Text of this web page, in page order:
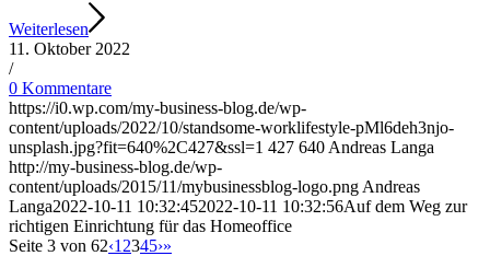
Weiterlesen
11. Oktober 2022
/
0 Kommentare
https://i0.wp.com/my-business-blog.de/wp-
content/uploads/2022/10/standsome-worklifestyle-pMl6deh3njo-
unsplash.jpg?fit=640%2C427&ssl=1 427 640 Andreas Langa
http://my-business-blog.de/wp-
content/uploads/2015/11/mybusinessblog-logo.png Andreas
Langa2022-10-11 10:32:452022-10-11 10:32:56Auf dem Weg zur
richtigen Einrichtung für das Homeoffice
Seite 3 von 62‹1 2345›»